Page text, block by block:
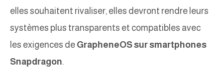
elles souhaitent rivaliser, elles devront rendre leurs
systèmes plus transparents et compatibles avec
les exigences de GrapheneOS sur smartphones
Snapdragon.